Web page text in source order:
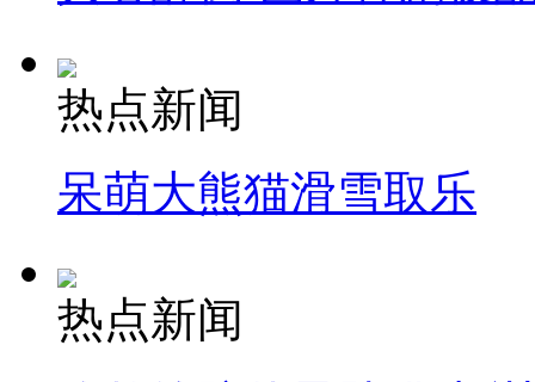
热点新闻
呆萌大熊猫滑雪取乐
热点新闻